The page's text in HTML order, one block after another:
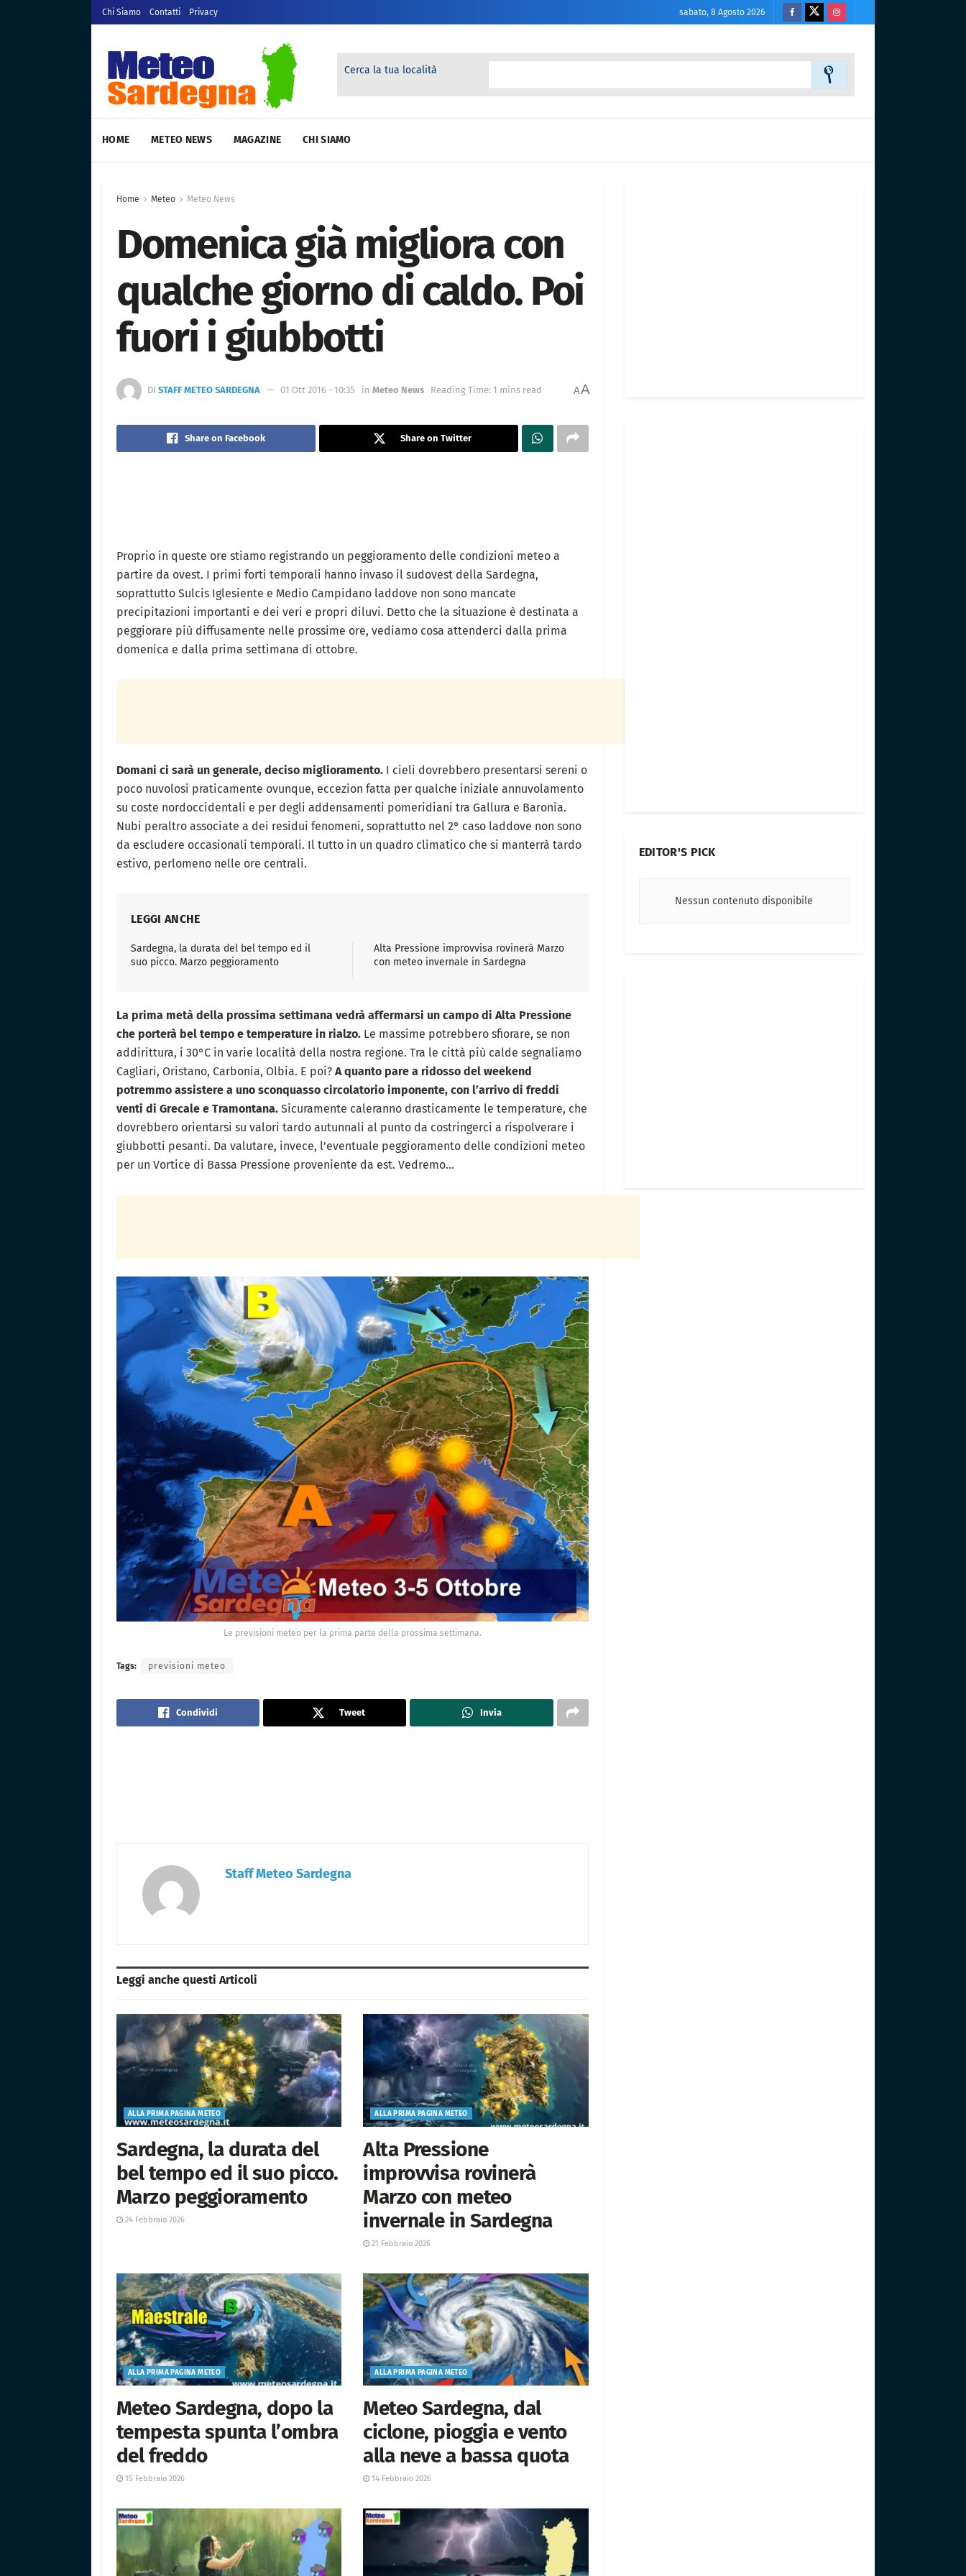
Chi Siamo Contatti Privacy sabato, 8 Agosto 2026
Cerca la tua località
HOME METEO NEWS MAGAZINE CHI SIAMO
Home Meteo Meteo News
Domenica già migliora con
qualche giorno di caldo. Poi
fuori i giubbotti
DI STAFF METEO SARDEGNA 01 Ott 2016 - 10:35 in Meteo News Reading Time: 1 mins read AA
Share on Facebook Share on Twitter
Proprio in queste ore stiamo registrando un peggioramento delle condizioni meteo a
partire da ovest. I primi forti temporali hanno invaso il sudovest della Sardegna,
soprattutto Sulcis Iglesiente e Medio Campidano laddove non sono mancate
precipitazioni importanti e dei veri e propri diluvi. Detto che la situazione è destinata a
peggiorare più diffusamente nelle prossime ore, vediamo cosa attenderci dalla prima
domenica e dalla prima settimana di ottobre.
Domani ci sarà un generale, deciso miglioramento. I cieli dovrebbero presentarsi sereni o
poco nuvolosi praticamente ovunque, eccezion fatta per qualche iniziale annuvolamento
su coste nordoccidentali e per degli addensamenti pomeridiani tra Gallura e Baronia.
Nubi peraltro associate a dei residui fenomeni, soprattutto nel 2° caso laddove non sono
da escludere occasionali temporali. Il tutto in un quadro climatico che si manterrà tardo
estivo, perlomeno nelle ore centrali.
LEGGI ANCHE
Sardegna, la durata del bel tempo ed il
suo picco. Marzo peggioramento
Alta Pressione improvvisa rovinerà Marzo
con meteo invernale in Sardegna
La prima metà della prossima settimana vedrà affermarsi un campo di Alta Pressione
che porterà bel tempo e temperature in rialzo. Le massime potrebbero sfiorare, se non
addirittura, i 30°C in varie località della nostra regione. Tra le città più calde segnaliamo
Cagliari, Oristano, Carbonia, Olbia. E poi? A quanto pare a ridosso del weekend
potremmo assistere a uno sconquasso circolatorio imponente, con l’arrivo di freddi
venti di Grecale e Tramontana. Sicuramente caleranno drasticamente le temperature, che
dovrebbero orientarsi su valori tardo autunnali al punto da costringerci a rispolverare i
giubbotti pesanti. Da valutare, invece, l’eventuale peggioramento delle condizioni meteo
per un Vortice di Bassa Pressione proveniente da est. Vedremo…
Le previsioni meteo per la prima parte della prossima settimana.
Tags: previsioni meteo
Condividi Tweet Invia
Staff Meteo Sardegna
Leggi anche questi Articoli
ALLA PRIMA PAGINA METEO
Sardegna, la durata del
bel tempo ed il suo picco.
Marzo peggioramento
24 Febbraio 2026
ALLA PRIMA PAGINA METEO
Alta Pressione
improvvisa rovinerà
Marzo con meteo
invernale in Sardegna
21 Febbraio 2026
ALLA PRIMA PAGINA METEO
Meteo Sardegna, dopo la
tempesta spunta l’ombra
del freddo
15 Febbraio 2026
ALLA PRIMA PAGINA METEO
Meteo Sardegna, dal
ciclone, pioggia e vento
alla neve a bassa quota
14 Febbraio 2026
EDITOR'S PICK
Nessun contenuto disponibile